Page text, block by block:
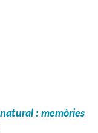
: memòries